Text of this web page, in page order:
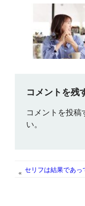
コメントを残
コメントを投稿
い。
« セリフは結果であ